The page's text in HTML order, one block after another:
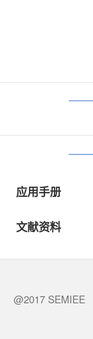
应用手册
文献资料
@2017 SEMIEE